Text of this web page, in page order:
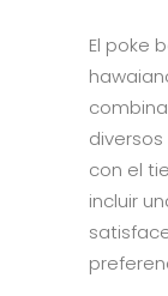
El poke
con el
incluir